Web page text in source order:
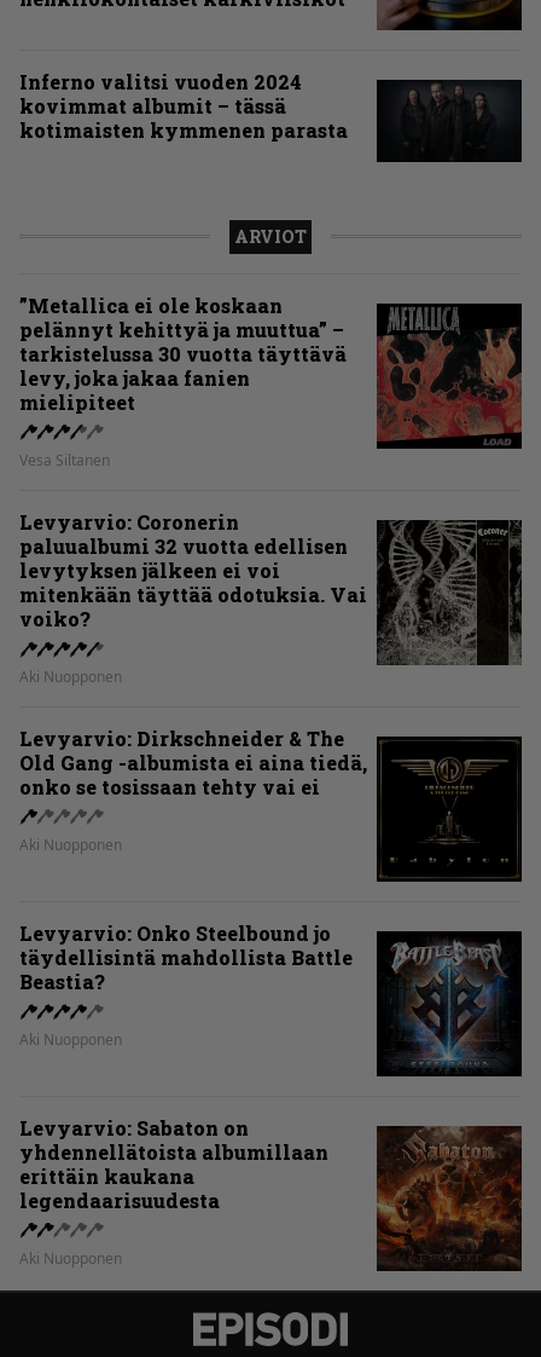
Inferno valitsi vuoden 2024
kovimmat albumit – tässä
kotimaisten kymmenen parasta
ARVIOT
”Metallica ei ole koskaan
pelännyt kehittyä ja muuttua” –
tarkistelussa 30 vuotta täyttävä
levy, joka jakaa fanien
mielipiteet
Vesa Siltanen
Levyarvio: Coronerin
paluualbumi 32 vuotta edellisen
levytyksen jälkeen ei voi
mitenkään täyttää odotuksia. Vai
voiko?
Aki Nuopponen
Levyarvio: Dirkschneider & The
Old Gang -albumista ei aina tiedä,
onko se tosissaan tehty vai ei
Aki Nuopponen
Levyarvio: Onko Steelbound jo
täydellisintä mahdollista Battle
Beastia?
Aki Nuopponen
Levyarvio: Sabaton on
yhdennellätoista albumillaan
erittäin kaukana
legendaarisuudesta
Aki Nuopponen